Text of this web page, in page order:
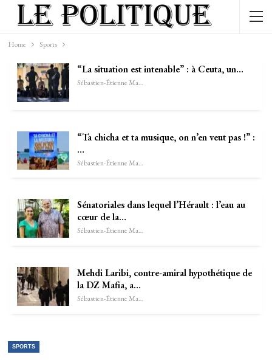
Home Sports
“La situation est intenable” : à Ceuta, un…
Sébastien-Étienne Marechal
“Ta chicha et ta musique, on n’en veut pas !” :
…
Sébastien-Étienne Marechal
Sénatoriales dans lequel l’Hérault : l’eau au
cœur de la…
Sébastien-Étienne Marechal
Mehdi Laribi, contre-amiral hypothétique de
la DZ Mafia, a…
Sébastien-Étienne Marechal
SPORTS